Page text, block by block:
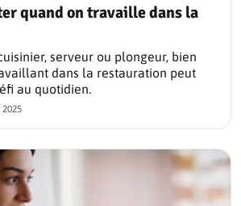
quand on travaille dans la
serveur ou plongeur, bien
dans la restauration peut
au quotidien.